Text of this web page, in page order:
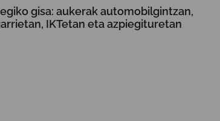
gisa: aukerak automobilgintzan,
IKTetan eta azpiegituretan